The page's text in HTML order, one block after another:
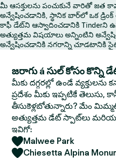
మీ ఆసక్తులను పంచుకునే వారితో జత
అన్వేషించడానికి, స్థానిక బార్‌లో ఒక
కాఫీ డేట్‌ని ఆస్వాదించడానికి Tinderని
అత్యుత్తమ విషయాలు అన్నింటిని
అన్వేషించడానికి నగరాన్ని చూడటానికి
జరాగు á సుల్ కోసం కొన్ని
మీకు దగ్గరల్లో ఉండే
ప్రదేశం మీకు ఇప్పటికే తెలుసు,
తీసుకెళ్లబోతున్నారు? మేం
అత్యుత్తమ డేట్ స్పాట్‌లు
ఇవిగో:
Malwee Park
Chiesetta Alpina